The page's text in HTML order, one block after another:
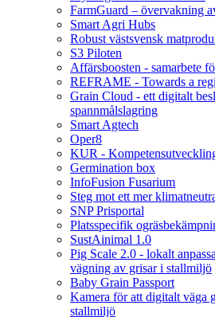
FarmGuard – övervakning
Smart Agri Hubs
Robust västsvensk
S3 Piloten
Affärsboosten - samarbete
REFRAME - Towards a
Grain Cloud - ett digitalt
spannmålslagring
Smart Agtech
Oper8
KUR -
Germination box
InfoFusion Fusarium
Steg mot ett mer
SNP Prisportal
Platsspecifik
SustAinimal 1.0
Pig Scale 2.0 - lokalt
vägning av grisar i stallmiljö
Baby Grain Passport
Kamera för att digitalt väga
stallmiljö